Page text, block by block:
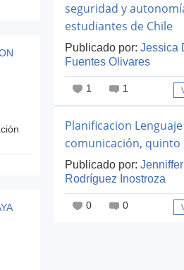
seguridad y
estudiantes de Chile
Publicado por:Jessica
Fuentes Olivares
1 1
Planificacion
comunicación, quinto
Publicado por:
Rodríguez Inostroza
0 0